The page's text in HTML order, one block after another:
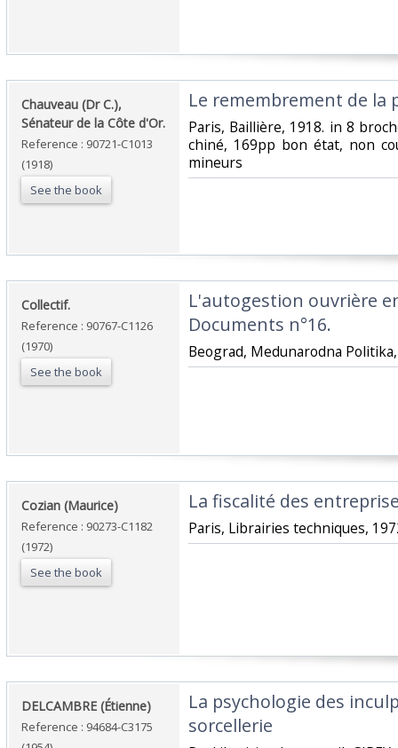
‎Chauveau (Dr C.),
Sénateur de la Côte d'Or.‎
Reference : 90721-C1013
(1918)
See the book
‎Le remembrement de la
‎Paris, Baillière, 1918. in 8
chiné, 169pp bon état, non
mineurs ‎
‎Collectif.‎
Reference : 90767-C1126
(1970)
See the book
‎L'autogestion ouvrière
Documents n°16.‎
‎Beograd, Medunarodna
‎Cozian (Maurice)‎
Reference : 90273-C1182
(1972)
See the book
‎La fiscalité des
‎Paris, Librairies techniques,
‎DELCAMBRE (Étienne)‎
Reference : 94684-C3175
‎La psychologie des
sorcellerie‎